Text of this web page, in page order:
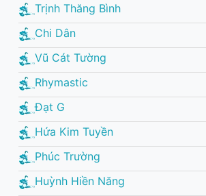
Trịnh Thăng Bình
Chi Dân
Vũ Cát Tường
Rhymastic
Đạt G
Hứa Kim Tuyền
Phúc Trường
Huỳnh Hiền Năng